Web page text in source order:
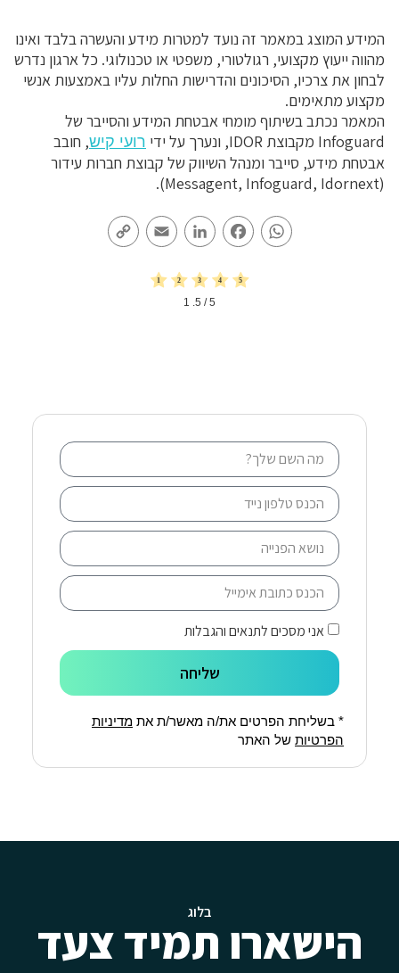
המידע המוצג במאמר זה נועד למטרות מידע והעשרה בלבד ואינו
מהווה ייעוץ מקצועי, רגולטורי, משפטי או טכנולוגי. כל ארגון נדרש
לבחון את צרכיו, הסיכונים והדרישות החלות עליו באמצעות אנשי
מקצוע מתאימים.
המאמר נכתב בשיתוף מומחי אבטחת המידע והסייבר של
Infoguard מקבוצת IDOR, ונערך על ידי
רועי קיש, חובב
אבטחת מידע, סייבר ומנהל השיווק של קבוצת חברות עידור
(Messagent, Infoguard, Idornext).
WhatsApp
Facebook
LinkedIn
Email
5
/ 5.
1
אני מסכים לתנאים והגבלות
שליחה
* בשליחת הפרטים את/ה מאשר/ת את מדיניות
הפרטיות של האתר
בלוג
הישארו תמיד צעד